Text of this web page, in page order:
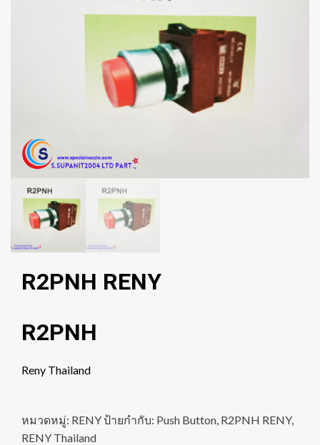
R2PNH RENY
R2PNH
Reny Thailand
หมวดหมู่: RENYป้ายกำกับ: Push Button, R2PNH RENY,
RENY Thailand